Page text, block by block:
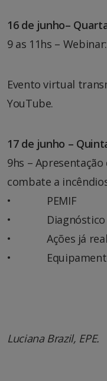
16 de junho–
9 as 11hs –
Evento virtual
YouTube.
17 de junho –
9hs –
combate a
• PEMIF
• Diagnóstico e
• Ações já
•
Luciana Brazil, EPE.